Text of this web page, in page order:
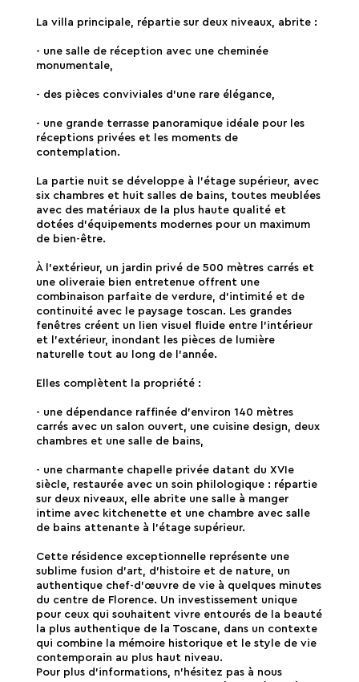
La villa principale, répartie sur deux niveaux, abrite :
- une salle de réception avec une cheminée
monumentale,
- des pièces conviviales d'une rare élégance,
- une grande terrasse panoramique idéale pour les
réceptions privées et les moments de
contemplation.
La partie nuit se développe à l'étage supérieur, avec
six chambres et huit salles de bains, toutes meublées
avec des matériaux de la plus haute qualité et
dotées d'équipements modernes pour un maximum
de bien-être.
À l'extérieur, un jardin privé de 500 mètres carrés et
une oliveraie bien entretenue offrent une
combinaison parfaite de verdure, d'intimité et de
continuité avec le paysage toscan. Les grandes
fenêtres créent un lien visuel fluide entre l'intérieur
et l'extérieur, inondant les pièces de lumière
naturelle tout au long de l'année.
Elles complètent la propriété :
- une dépendance raffinée d'environ 140 mètres
carrés avec un salon ouvert, une cuisine design, deux
chambres et une salle de bains,
- une charmante chapelle privée datant du XVIe
siècle, restaurée avec un soin philologique : répartie
sur deux niveaux, elle abrite une salle à manger
intime avec kitchenette et une chambre avec salle
de bains attenante à l'étage supérieur.
Cette résidence exceptionnelle représente une
sublime fusion d'art, d'histoire et de nature, un
authentique chef-d'œuvre de vie à quelques minutes
du centre de Florence. Un investissement unique
pour ceux qui souhaitent vivre entourés de la beauté
la plus authentique de la Toscane, dans un contexte
qui combine la mémoire historique et le style de vie
contemporain au plus haut niveau.
Pour plus d'informations, n'hésitez pas à nous